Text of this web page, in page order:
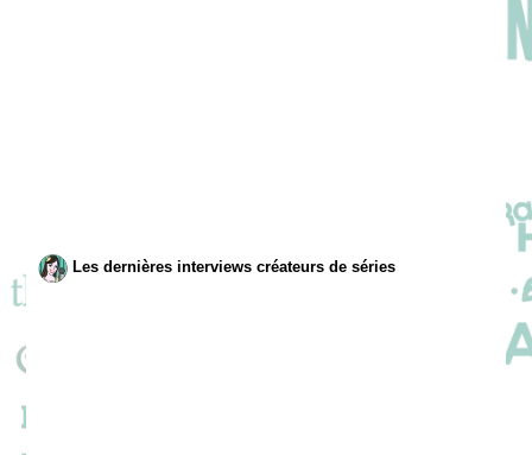
Les dernières interviews créateurs de séries